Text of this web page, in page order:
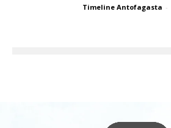
Timeline Antofagasta -